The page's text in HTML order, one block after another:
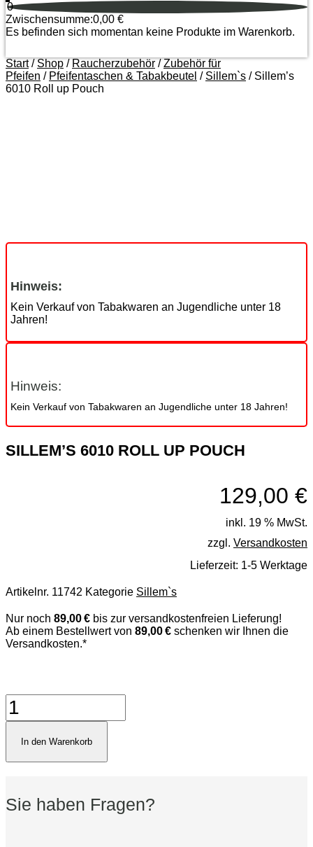
0
Zwischensumme:0,00 €
Es befinden sich momentan keine Produkte im Warenkorb.
Start/ Shop / Raucherzubehör /Zubehör für
Pfeifen / Pfeifentaschen & Tabakbeutel / Sillem`s / Sillem’s
6010 Roll up Pouch
Hinweis:
Kein Verkauf von Tabakwaren an Jugendliche unter 18
Jahren!
Hinweis:
Kein Verkauf von Tabakwaren an Jugendliche unter 18 Jahren!
SILLEM’S 6010 ROLL UP POUCH
129,00 €
inkl. 19 % MwSt.
zzgl. Versandkosten
Lieferzeit: 1-5 Werktage
Artikelnr. 11742 Kategorie Sillem`s
Nur noch 89,00 € bis zur versandkostenfreien Lieferung!
Ab einem Bestellwert von 89,00 € schenken wir Ihnen die
Versandkosten.*
Sillem's
6010
Roll
Menge
In den Warenkorb
Sie haben Fragen?